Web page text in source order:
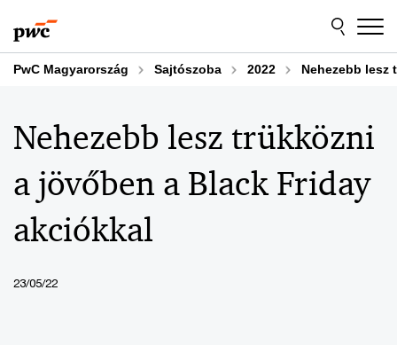
to
content
to
footer
PwC Magyarország Sajtószoba 2022 Nehezebb lesz
Nehezebb lesz trükközni
a jövőben a Black Friday
akciókkal
23/05/22